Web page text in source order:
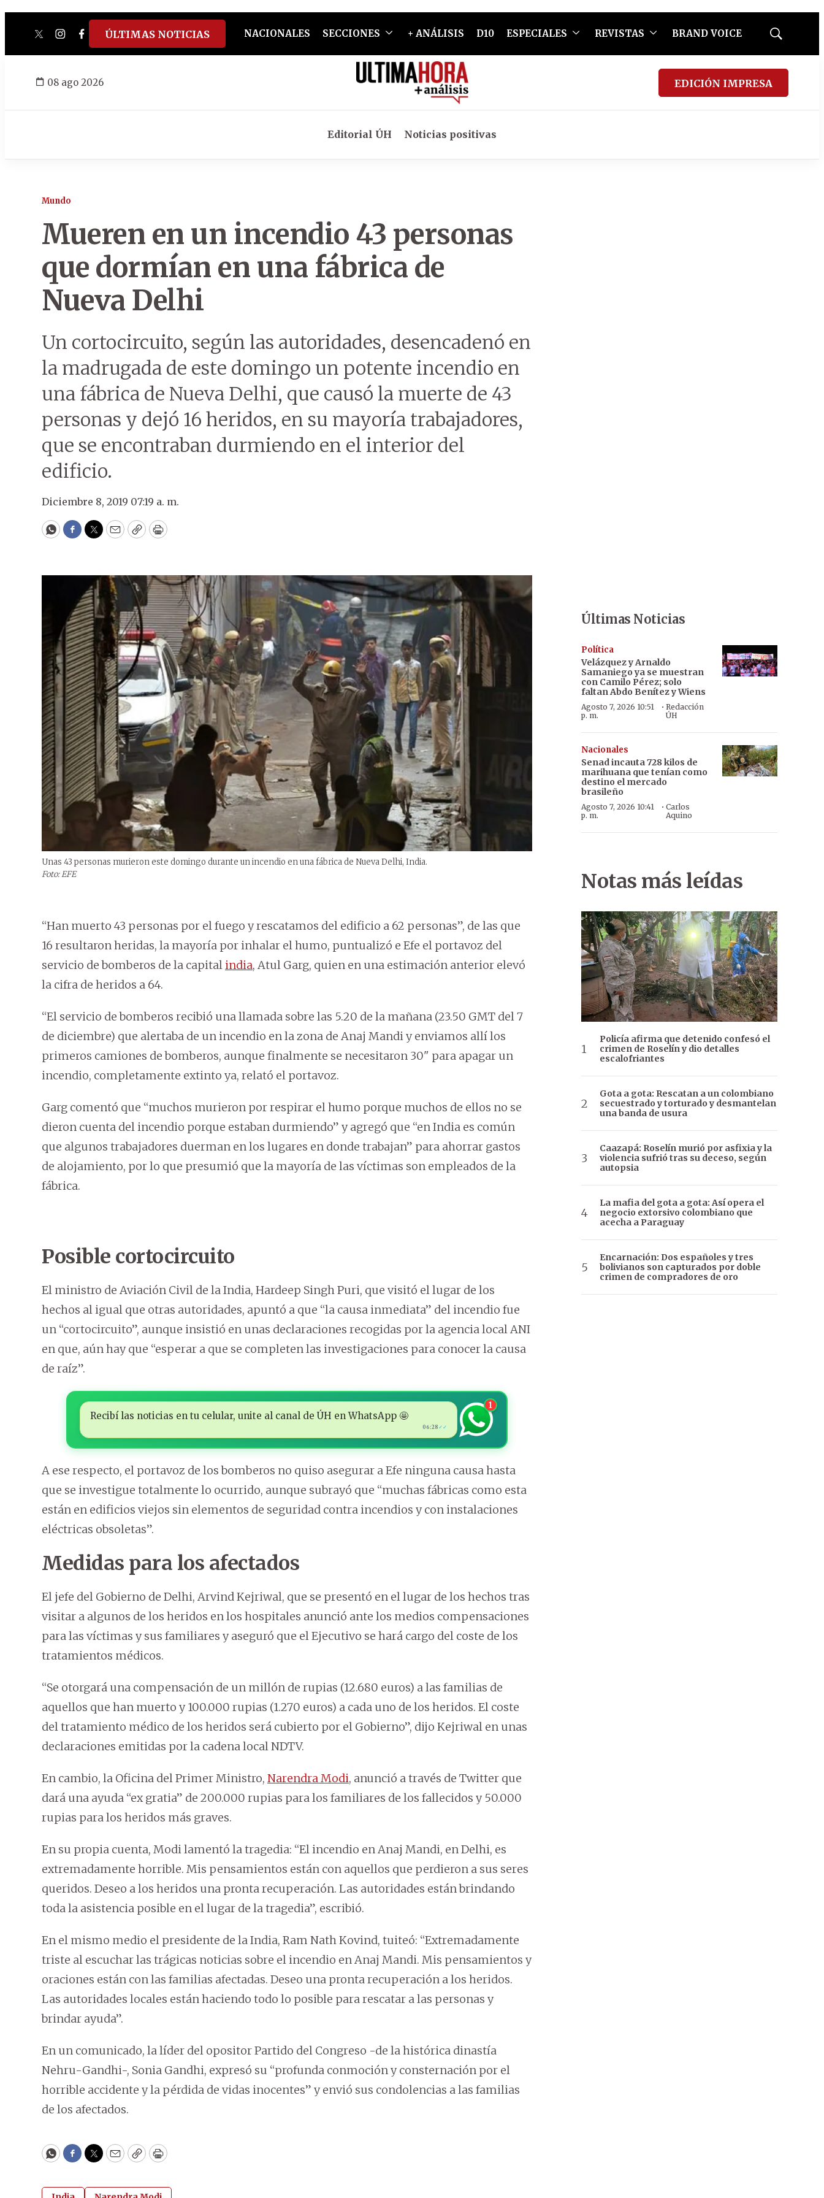
twitterinstagram
facebook
tiktokyoutube
spotify
ÚLTIMAS NOTICIAS NACIONALES SECCIONES + ANÁLISIS D10 ESPECIALES REVISTAS BRAND VOICE
Mostrar
08 ago 2026 EDICIÓN IMPRESA
Editorial ÚH Noticias positivas
Mundo
Mueren en un incendio 43 personas
que dormían en una fábrica de
Nueva Delhi
Un cortocircuito, según las autoridades, desencadenó en
la madrugada de este domingo un potente incendio en
una fábrica de Nueva Delhi, que causó la muerte de 43
personas y dejó 16 heridos, en su mayoría trabajadores,
que se encontraban durmiendo en el interior del
edificio.
Diciembre 8, 2019 07:19 a. m.
WhatsApp
Facebook
Twitter
EmailCopyPrint
Unas 43 personas murieron este domingo durante un incendio en una fábrica de Nueva Delhi, India.
Foto: EFE
“Han muerto 43 personas por el fuego y rescatamos del edificio a 62 personas”, de las que
16 resultaron heridas, la mayoría por inhalar el humo, puntualizó e Efe el portavoz del
servicio de bomberos de la capitalindia, Atul Garg, quien en una estimación anterior elevó
la cifra de heridos a 64.
“El servicio de bomberos recibió una llamada sobre las 5.20 de la mañana (23.50 GMT del 7
de diciembre) que alertaba de un incendio en la zona de Anaj Mandi y enviamos allí los
primeros camiones de bomberos, aunque finalmente se necesitaron 30" para apagar un
incendio, completamente extinto ya, relató el portavoz.
Garg comentó que “muchos murieron por respirar el humo porque muchos de ellos no se
dieron cuenta del incendio porque estaban durmiendo” y agregó que “en India es común
que algunos trabajadores duerman en los lugares en donde trabajan” para ahorrar gastos
de alojamiento, por lo que presumió que la mayoría de las víctimas son empleados de la
fábrica.
Posible cortocircuito
El ministro de Aviación Civil de la India, Hardeep Singh Puri, que visitó el lugar de los
hechos al igual que otras autoridades, apuntó a que “la causa inmediata” del incendio fue
un “cortocircuito”, aunque insistió en unas declaraciones recogidas por la agencia local ANI
en que, aún hay que “esperar a que se completen las investigaciones para conocer la causa
de raíz”.
Recibí las noticias en tu celular, unite al canal de ÚH en WhatsApp 🤩
06:28 ✓✓
1
A ese respecto, el portavoz de los bomberos no quiso asegurar a Efe ninguna causa hasta
que se investigue totalmente lo ocurrido, aunque subrayó que “muchas fábricas como esta
están en edificios viejos sin elementos de seguridad contra incendios y con instalaciones
eléctricas obsoletas”.
Medidas para los afectados
El jefe del Gobierno de Delhi, Arvind Kejriwal, que se presentó en el lugar de los hechos tras
visitar a algunos de los heridos en los hospitales anunció ante los medios compensaciones
para las víctimas y sus familiares y aseguró que el Ejecutivo se hará cargo del coste de los
tratamientos médicos.
“Se otorgará una compensación de un millón de rupias (12.680 euros) a las familias de
aquellos que han muerto y 100.000 rupias (1.270 euros) a cada uno de los heridos. El coste
del tratamiento médico de los heridos será cubierto por el Gobierno”, dijo Kejriwal en unas
declaraciones emitidas por la cadena local NDTV.
En cambio, la Oficina del Primer Ministro, Narendra Modi, anunció a través de Twitter que
dará una ayuda “ex gratia” de 200.000 rupias para los familiares de los fallecidos y 50.000
rupias para los heridos más graves.
En su propia cuenta, Modi lamentó la tragedia: “El incendio en Anaj Mandi, en Delhi, es
extremadamente horrible. Mis pensamientos están con aquellos que perdieron a sus seres
queridos. Deseo a los heridos una pronta recuperación. Las autoridades están brindando
toda la asistencia posible en el lugar de la tragedia”, escribió.
En el mismo medio el presidente de la India, Ram Nath Kovind, tuiteó: “Extremadamente
triste al escuchar las trágicas noticias sobre el incendio en Anaj Mandi. Mis pensamientos y
oraciones están con las familias afectadas. Deseo una pronta recuperación a los heridos.
Las autoridades locales están haciendo todo lo posible para rescatar a las personas y
brindar ayuda”.
En un comunicado, la líder del opositor Partido del Congreso -de la histórica dinastía
Nehru-Gandhi-, Sonia Gandhi, expresó su “profunda conmoción y consternación por el
horrible accidente y la pérdida de vidas inocentes” y envió sus condolencias a las familias
de los afectados.
WhatsApp
Facebook
Twitter
EmailCopyPrint
Últimas Noticias
Política
Velázquez y Arnaldo
Samaniego ya se muestran
con Camilo Pérez; solo
faltan Abdo Benítez y Wiens
Agosto 7, 2026 10:51
p. m.
·Redacción
ÚH
Nacionales
Senad incauta 728 kilos de
marihuana que tenían como
destino el mercado
brasileño
Agosto 7, 2026 10:41
p. m.
· Carlos
Aquino
Notas más leídas
Policía afirma que detenido confesó el
crimen de Roselín y dio detalles
escalofriantes
Gota a gota: Rescatan a un colombiano
secuestrado y torturado y desmantelan
una banda de usura
Caazapá: Roselín murió por asfixia y la
violencia sufrió tras su deceso, según
autopsia
La mafia del gota a gota: Así opera el
negocio extorsivo colombiano que
acecha a Paraguay
Encarnación: Dos españoles y tres
bolivianos son capturados por doble
crimen de compradores de oro